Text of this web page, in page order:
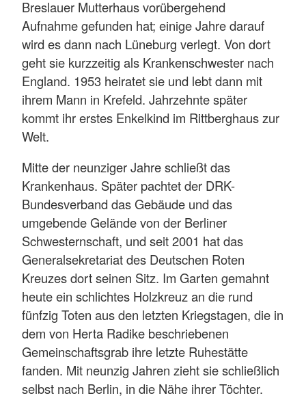
Breslauer Mutterhaus vorübergehend
Aufnahme gefunden hat; einige Jahre darauf
wird es dann nach Lüneburg verlegt. Von dort
geht sie kurzzeitig als Krankenschwester nach
England. 1953 heiratet sie und lebt dann mit
ihrem Mann in Krefeld. Jahrzehnte später
kommt ihr erstes Enkelkind im Rittberghaus zur
Welt.
Mitte der neunziger Jahre schließt das
Krankenhaus. Später pachtet der DRK-
Bundesverband das Gebäude und das
umgebende Gelände von der Berliner
Schwesternschaft, und seit 2001 hat das
Generalsekretariat des Deutschen Roten
Kreuzes dort seinen Sitz. Im Garten gemahnt
heute ein schlichtes Holzkreuz an die rund
fünfzig Toten aus den letzten Kriegstagen, die in
dem von Herta Radike beschriebenen
Gemeinschaftsgrab ihre letzte Ruhestätte
fanden. Mit neunzig Jahren zieht sie schließlich
selbst nach Berlin, in die Nähe ihrer Töchter.